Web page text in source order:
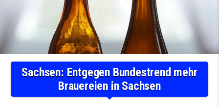
Sachsen: Entgegen Bundestrend mehr
Brauereien in Sachsen